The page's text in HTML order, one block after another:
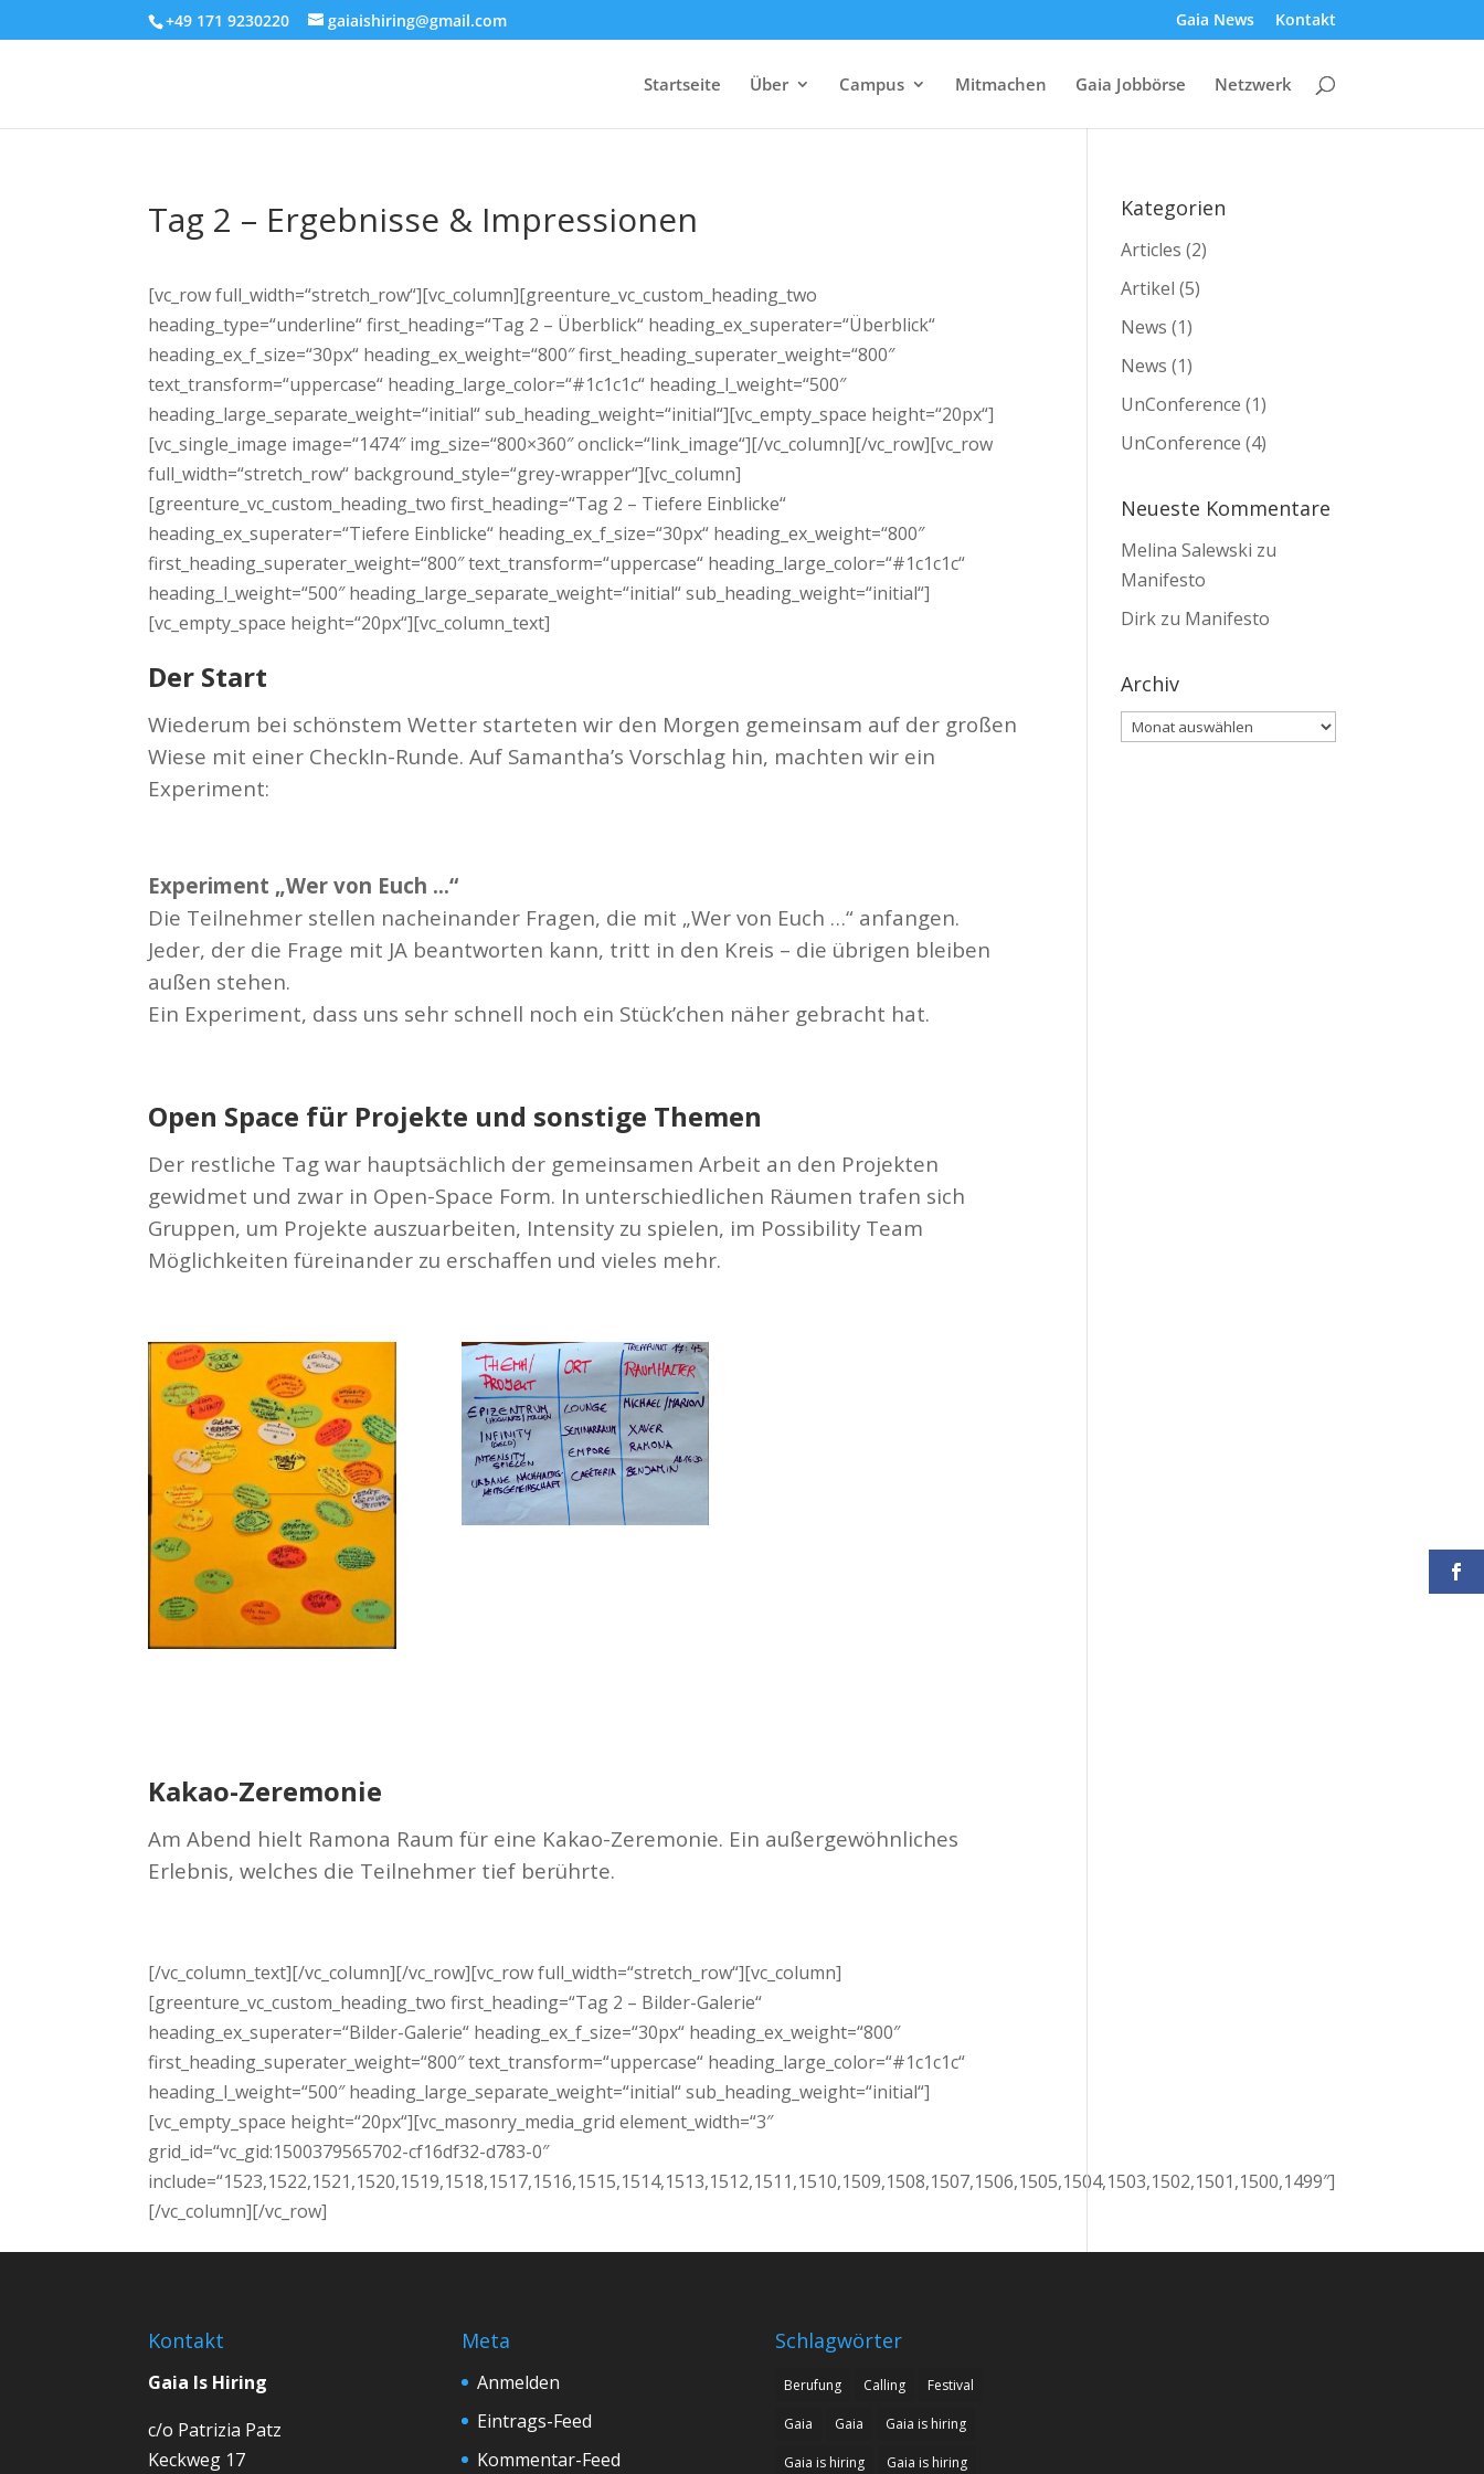
+49 171 9230220 gaiaishiring@gmail.com Gaia News Kontakt
Startseite Über Campus Mitmachen Gaia Jobbörse Netzwerk
Tag 2 – Ergebnisse & Impressionen
[vc_row full_width=“stretch_row“][vc_column][greenture_vc_custom_heading_two
heading_type=“underline“ first_heading=“Tag 2 – Überblick“ heading_ex_superater=“Überblick“
heading_ex_f_size=“30px“ heading_ex_weight=“800″ first_heading_superater_weight=“800″
text_transform=“uppercase“ heading_large_color=“#1c1c1c“ heading_l_weight=“500″
heading_large_separate_weight=“initial“ sub_heading_weight=“initial“][vc_empty_space height=“20px“]
[vc_single_image image=“1474″ img_size=“800×360″ onclick=“link_image“][/vc_column][/vc_row][vc_row
full_width=“stretch_row“ background_style=“grey-wrapper“][vc_column]
[greenture_vc_custom_heading_two first_heading=“Tag 2 – Tiefere Einblicke“
heading_ex_superater=“Tiefere Einblicke“ heading_ex_f_size=“30px“ heading_ex_weight=“800″
first_heading_superater_weight=“800″ text_transform=“uppercase“ heading_large_color=“#1c1c1c“
heading_l_weight=“500″ heading_large_separate_weight=“initial“ sub_heading_weight=“initial“]
[vc_empty_space height=“20px“][vc_column_text]
Der Start
Wiederum bei schönstem Wetter starteten wir den Morgen gemeinsam auf der großen
Wiese mit einer CheckIn-Runde. Auf Samantha’s Vorschlag hin, machten wir ein
Experiment:
Experiment „Wer von Euch …“
Die Teilnehmer stellen nacheinander Fragen, die mit „Wer von Euch …“ anfangen.
Jeder, der die Frage mit JA beantworten kann, tritt in den Kreis – die übrigen bleiben
außen stehen.
Ein Experiment, dass uns sehr schnell noch ein Stück’chen näher gebracht hat.
Open Space für Projekte und sonstige Themen
Der restliche Tag war hauptsächlich der gemeinsamen Arbeit an den Projekten
gewidmet und zwar in Open-Space Form. In unterschiedlichen Räumen trafen sich
Gruppen, um Projekte auszuarbeiten, Intensity zu spielen, im Possibility Team
Möglichkeiten füreinander zu erschaffen und vieles mehr.
Kakao-Zeremonie
Am Abend hielt Ramona Raum für eine Kakao-Zeremonie. Ein außergewöhnliches
Erlebnis, welches die Teilnehmer tief berührte.
[/vc_column_text][/vc_column][/vc_row][vc_row full_width=“stretch_row“][vc_column]
[greenture_vc_custom_heading_two first_heading=“Tag 2 – Bilder-Galerie“
heading_ex_superater=“Bilder-Galerie“ heading_ex_f_size=“30px“ heading_ex_weight=“800″
first_heading_superater_weight=“800″ text_transform=“uppercase“ heading_large_color=“#1c1c1c“
heading_l_weight=“500″ heading_large_separate_weight=“initial“ sub_heading_weight=“initial“]
[vc_empty_space height=“20px“][vc_masonry_media_grid element_width=“3″
grid_id=“vc_gid:1500379565702-cf16df32-d783-0″
include=“1523,1522,1521,1520,1519,1518,1517,1516,1515,1514,1513,1512,1511,1510,1509,1508,1507,1506,1505,1504,1503,1502,1501,1500,1499″]
[/vc_column][/vc_row]
Kategorien
Articles (2)
Artikel (5)
News (1)
News (1)
UnConference (1)
UnConference (4)
Neueste Kommentare
Melina Salewski zu
Manifesto
Dirk zu Manifesto
Archiv
Archiv
Kontakt
Gaia Is Hiring
c/o Patrizia Patz
Keckweg 17
Meta
Anmelden
Eintrags-Feed
Kommentar-Feed
Schlagwörter
Berufung Calling Festival
Gaia Gaia Gaia is hiring
Gaia is hiring Gaia is hiring